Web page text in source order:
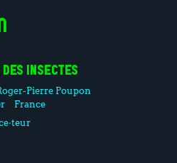
INSECTES
Pierre Poupon
France